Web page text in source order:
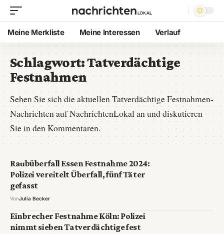
Meine Merkliste Meine Interessen Verlauf
Schlagwort:Tatverdächtige
Festnahmen
Sehen Sie sich die aktuellen Tatverdächtige Festnahmen-
Nachrichten auf NachrichtenLokal an und diskutieren
Sie in den Kommentaren.
Raubüberfall Essen Festnahme 2024:
Polizei vereitelt Überfall, fünf Täter
gefasst
VonJulia Becker
Einbrecher Festnahme Köln: Polizei
nimmt sieben Tatverdächtige fest